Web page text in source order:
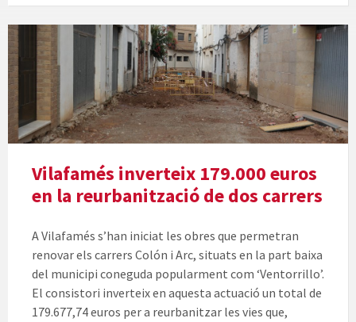
Vilafamés inverteix 179.000 euros
en la reurbanització de dos carrers
A Vilafamés s’han iniciat les obres que permetran
renovar els carrers Colón i Arc, situats en la part baixa
del municipi coneguda popularment com ‘Ventorrillo’.
El consistori inverteix en aquesta actuació un total de
179.677,74 euros per a reurbanitzar les vies que,